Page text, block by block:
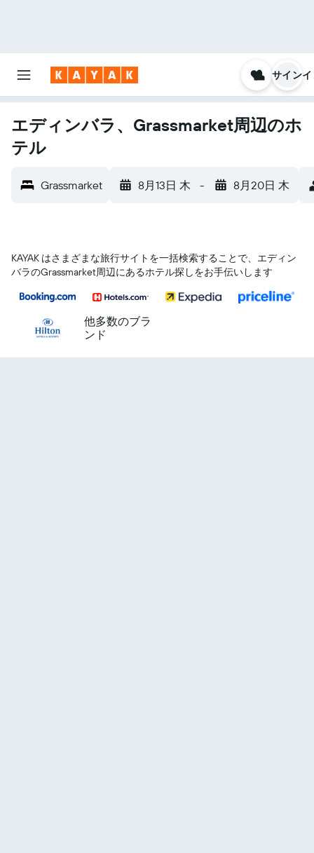
サイン
エディンバラ、Grassmarket周辺のホ
テル
Grassmarket 8月13日 木 - 8月20日 木
KAYAK はさまざまな旅行サイトを一括検索することで、エディン
バラ​のGrassmarket​周辺にあるホテル探しをお手伝いします
他多数のブラ
ンド